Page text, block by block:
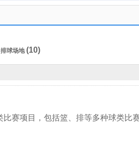
排球场地 (10)
赛项目，包括篮、排等多种球类比